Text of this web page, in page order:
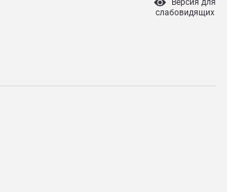
Версия для
слабовидящих